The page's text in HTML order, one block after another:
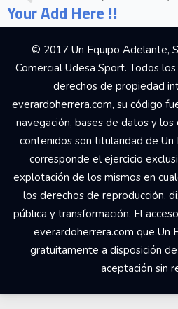
Your Add Here !!
© 2017 Un Equipo Adelante,
Comercial Udesa Sport. Todos
derechos de propiedad
everardoherrera.com, su código
navegación, bases de datos y
contenidos son titularidad de
corresponde el ejercicio
explotación de los mismos en
los derechos de reproducción,
pública y transformación. El
everardoherrera.com que Un
gratuitamente a disposición
aceptación sin